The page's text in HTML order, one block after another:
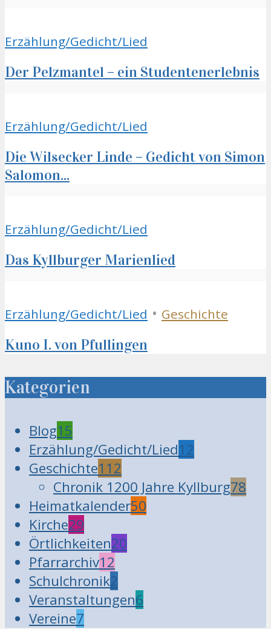
Erzählung/Gedicht/Lied
Der Pelzmantel – ein Studentenerlebnis
Erzählung/Gedicht/Lied
Die Wilsecker Linde – Gedicht von Simon
Salomon...
Erzählung/Gedicht/Lied
Das Kyllburger Marienlied
Erzählung/Gedicht/Lied • Geschichte
Kuno I. von Pfullingen
Kategorien
Blog15
Erzählung/Gedicht/Lied12
Geschichte112
Chronik 1200 Jahre Kyllburg78
Heimatkalender50
Kirche29
Örtlichkeiten20
Pfarrarchiv12
Schulchronik2
Veranstaltungen6
Vereine7